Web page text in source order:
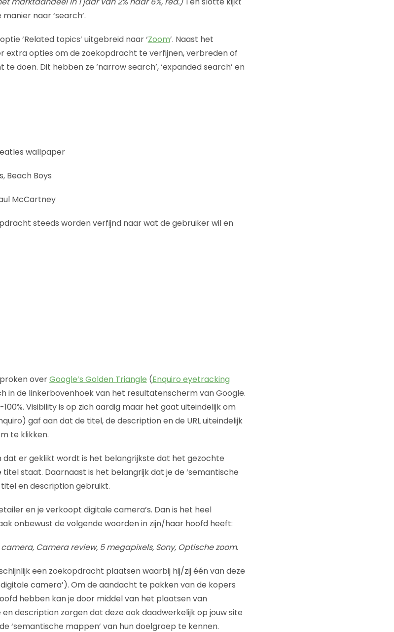
naar ‘search’.
‘Related topics’ uitgebreid naar ‘Zoom’. Naast het
extra opties om de zoekopdracht te verfijnen, verbreden of
doen. Dit hebben ze ‘narrow search’, ‘expanded search’ en
wallpaper
Beach Boys
McCartney
steeds worden verfijnd naar wat de gebruiker wil en
overGoogle’s Golden Triangle (Enquiro eyetracking
in de linkerbovenhoek van het resultatenscherm van Google.
Visibility is op zich aardig maar het gaat uiteindelijk om
gaf aan dat de titel, de description en de URL uiteindelijk
te klikken.
dat er geklikt wordt is het belangrijkste dat het gezochte
titel staat. Daarnaast is het belangrijk dat je de ‘semantische
en description gebruikt.
en je verkoopt digitale camera’s. Dan is het heel
onbewust de volgende woorden in zijn/haar hoofd heeft:
Camera review, 5 megapixels, Sony, Optische zoom.
een zoekopdracht plaatsen waarbij hij/zij één van deze
camera’). Om de aandacht te pakken van de kopers
hebben kan je door middel van het plaatsen van
description zorgen dat deze ook daadwerkelijk op jouw site
‘semantische mappen’ van hun doelgroep te kennen.